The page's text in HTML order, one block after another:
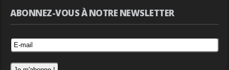
ABONNEZ-VOUS À NOTRE NEWSLETTER